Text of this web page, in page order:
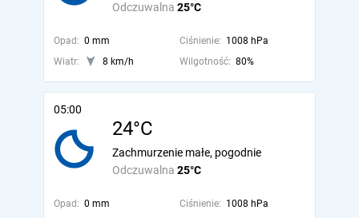
Odczuwalna 25°C
Opad: 0 mm Ciśnienie: 1008 hPa
Wiatr:
8 km/h Wilgotność: 80%
05:00
24°C
Odczuwalna 25°C
Zachmurzenie małe, pogodnie
Opad: 0 mm Ciśnienie: 1008 hPa